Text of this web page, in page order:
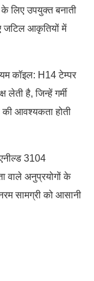
लिए उपयुक्त बनाती
जटिल आकृतियों में
कॉइल: H14 टेम्पर
लेती है, जिन्हें गर्मी
की आवश्यकता होती
3104
वाले अनुप्रयोगों के
सामग्री को आसानी